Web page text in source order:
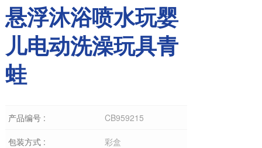
悬浮沐浴喷水玩婴
儿电动洗澡玩具青
蛙
产品编号 : CB959215
包装方式 : 彩盒